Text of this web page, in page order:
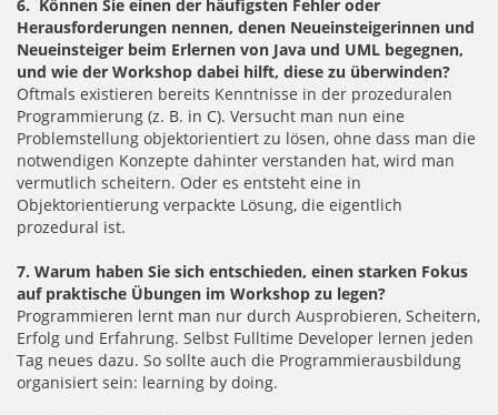
6. Können Sie einen der häufigsten Fehler oder
Herausforderungen nennen, denen Neueinsteigerinnen und
Neueinsteiger beim Erlernen von Java und UML begegnen,
und wie der Workshop dabei hilft, diese zu überwinden?
Oftmals existieren bereits Kenntnisse in der prozeduralen
Programmierung (z. B. in C). Versucht man nun eine
Problemstellung objektorientiert zu lösen, ohne dass man die
notwendigen Konzepte dahinter verstanden hat, wird man
vermutlich scheitern. Oder es entsteht eine in
Objektorientierung verpackte Lösung, die eigentlich
prozedural ist.
7. Warum haben Sie sich entschieden, einen starken Fokus
auf praktische Übungen im Workshop zu legen?
Programmieren lernt man nur durch Ausprobieren, Scheitern,
Erfolg und Erfahrung. Selbst Fulltime Developer lernen jeden
Tag neues dazu. So sollte auch die Programmierausbildung
organisiert sein: learning by doing.